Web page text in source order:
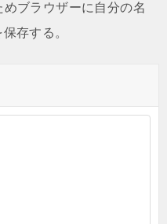
ブラウザーに自分の名
存する。